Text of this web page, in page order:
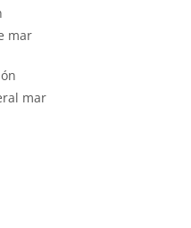
mar
mar